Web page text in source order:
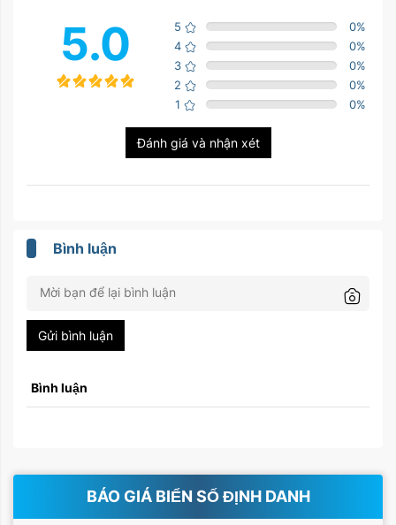
5.0 5 0%
4
0%
3
0%
2
0%
1
0%
Đánh giá và nhận xét
Bình luận
Gửi bình luận
Bình luận
BÁO GIÁ BIỂN SỐ ĐỊNH DANH